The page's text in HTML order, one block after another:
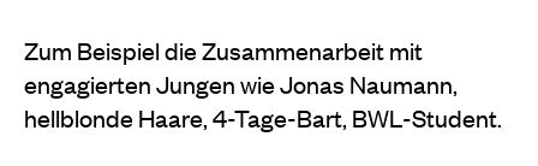
Zum Beispiel die Zusammenarbeit mit
engagierten Jungen wie Jonas Naumann,
hellblonde Haare, 4-Tage-Bart, BWL-Student.